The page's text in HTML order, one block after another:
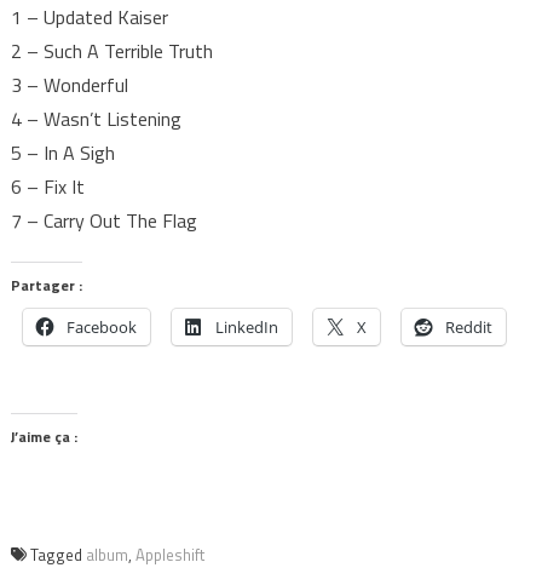
1 – Updated Kaiser
2 – Such A Terrible Truth
3 – Wonderful
4 – Wasn’t Listening
5 – In A Sigh
6 – Fix It
7 – Carry Out The Flag
Partager :
Facebook LinkedIn X Reddit
J’aime ça :
Tagged album, Appleshift